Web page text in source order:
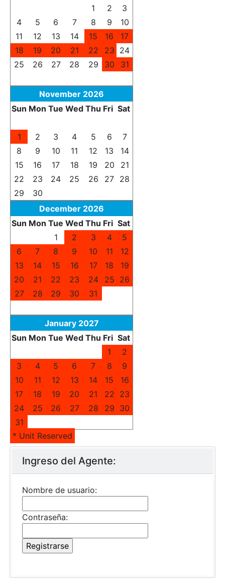
1 2
3
4
5 6 7 8 9
10
11
12 13 14 15 16
17
18
19 20 21 22 23 24
25
26 27 28 29 30
31
November 2026
Sun Mon Tue Wed Thu Fri Sat
1
2 3 4 5 6
7
8
9 10 11 12 13
14
15
16 17 18 19 20
21
22
23 24 25 26 27 28
29
30
December 2026
Sun Mon Tue Wed Thu Fri Sat
1 2 3 4
5
6
7 8 9 10 11
12
13
14 15 16 17 18
19
20
21 22 23 24 25 26
27
28 29 30 31
January 2027
Sun Mon Tue Wed Thu Fri Sat
1
2
3
4 5 6 7 8
9
10
11 12 13 14 15
16
17
18 19 20 21 22 23
24
25 26 27 28 29 30
31
* Unit Reserved
Ingreso del Agente:
Nombre de usuario:
Contraseña: